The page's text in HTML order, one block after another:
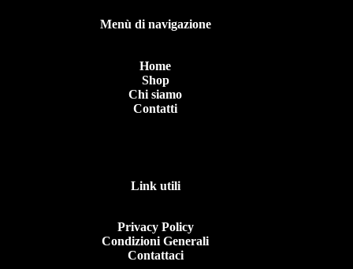
Menù di navigazione
Home
Shop
Chi siamo
Contatti
Link utili
Privacy Policy
Condizioni Generali
Contattaci